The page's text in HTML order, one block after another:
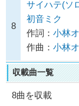
8
サイハテ(ソ
初音ミク
作詞： 小林
作曲： 小林
収載曲一覧
8曲を収載